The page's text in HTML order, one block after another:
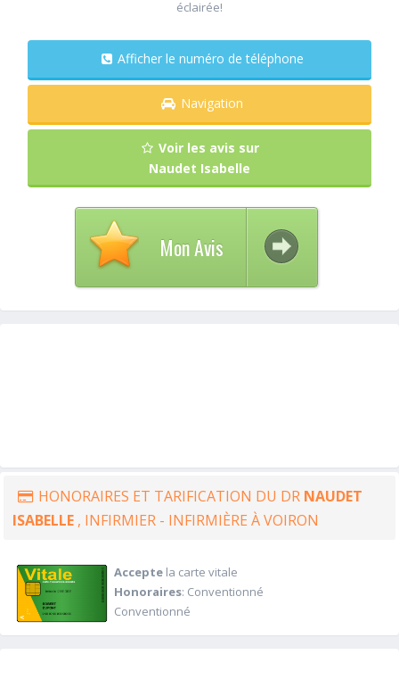
éclairée!
Afficher le numéro de téléphone
Navigation
Voir les avis sur
Naudet Isabelle
Mon Avis
HONORAIRES ET TARIFICATION DU DR NAUDET
ISABELLE , INFIRMIER - INFIRMIÈRE À VOIRON
Acceptela carte vitale
Honoraires: Conventionné
Conventionné